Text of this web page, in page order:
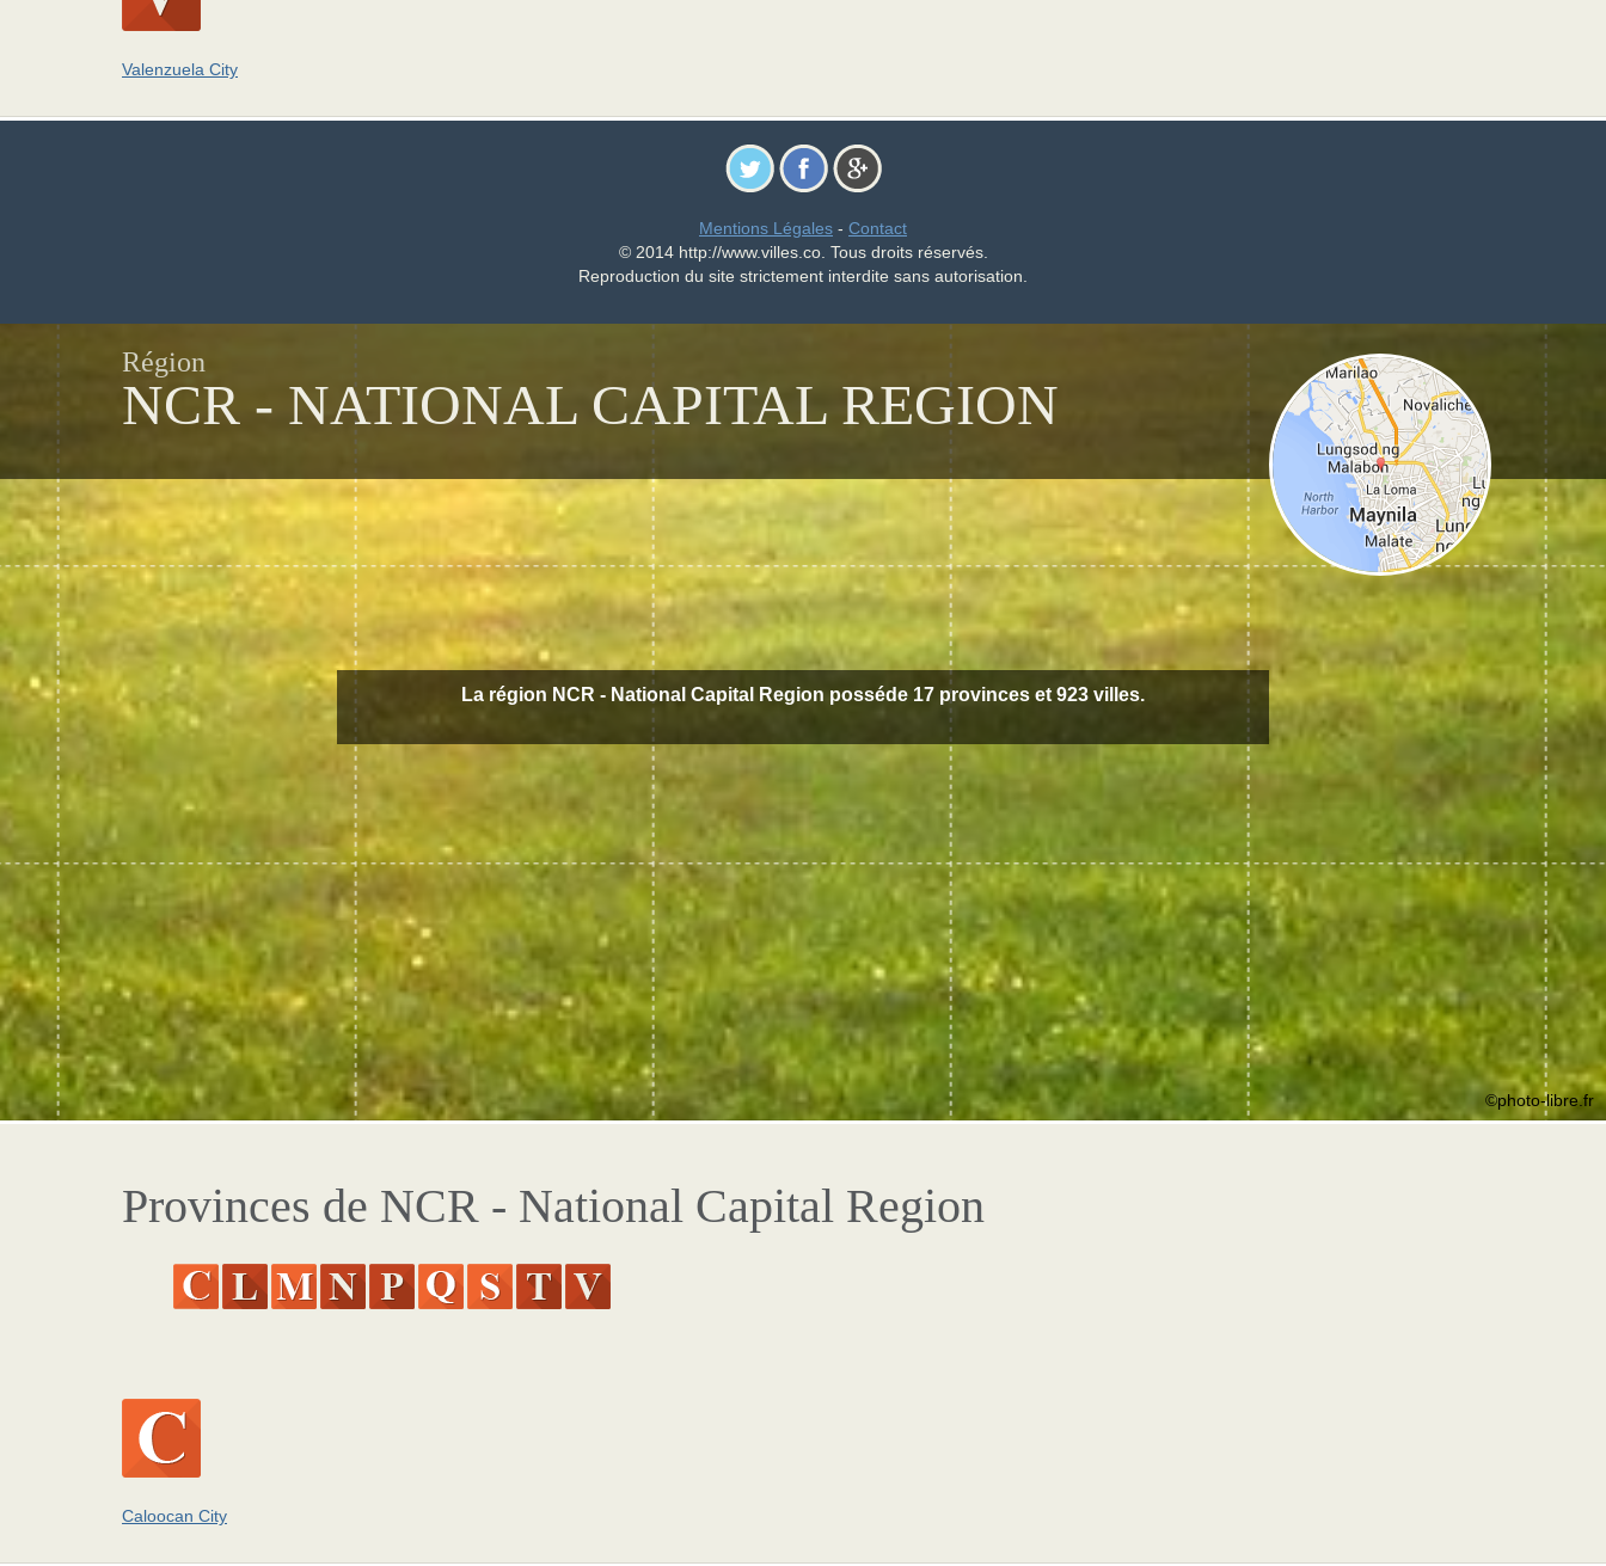
Valenzuela City
Mentions Légales - Contact
© 2014 http://www.villes.co. Tous droits réservés.
Reproduction du site strictement interdite sans autorisation.
Région
NCR - NATIONAL CAPITAL REGION
La région NCR - National Capital Region posséde 17 provinces et 923 villes.
©photo-libre.fr
Provinces de NCR - National Capital Region
Caloocan City